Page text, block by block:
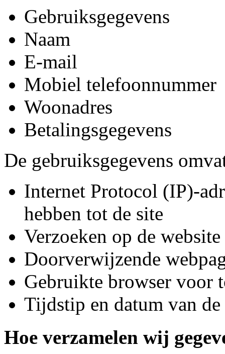
Gebruiksgegevens
Naam
E-mail
Mobiel telefoonnummer
Woonadres
Betalingsgegevens
De gebruiksgegevens
Internet Protocol (IP)-
hebben tot de site
Verzoeken op de website
Doorverwijzende
Gebruikte browser voor
Tijdstip en datum van de
Hoe verzamelen wij